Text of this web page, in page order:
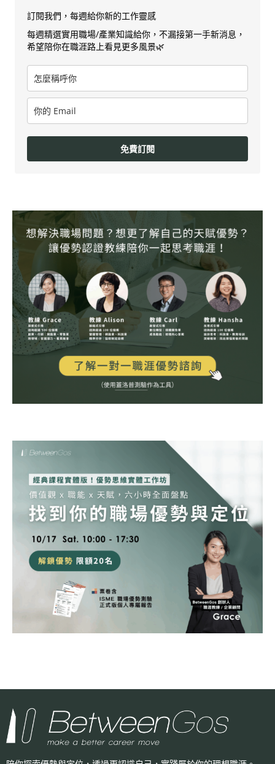
訂閱我們，每週給你新的工作靈感
每週精選實用職場/產業知識給你，不漏接第一手新消息，
希望陪你在職涯路上看見更多風景🌿
免費訂閱